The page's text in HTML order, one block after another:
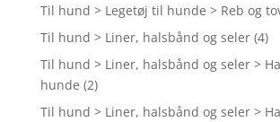
Til hund > Legetøj til hunde > Reb og
Til hund > Liner, halsbånd og seler (4)
Til hund > Liner, halsbånd og seler >
hunde (2)
Til hund > Liner, halsbånd og seler >